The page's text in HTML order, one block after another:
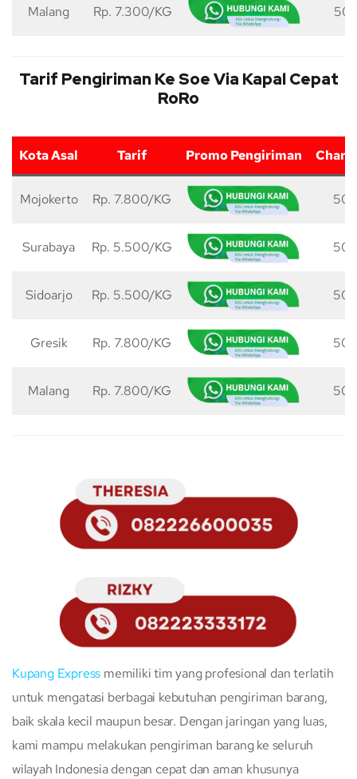
Malang Rp. 7.300/KG 50
Tarif Pengiriman Ke Soe Via Kapal Cepat
RoRo
Kota Asal Tarif Promo Pengiriman
Mojokerto Rp. 7.800/KG 50
Surabaya Rp. 5.500/KG 50
Sidoarjo Rp. 5.500/KG 50
Gresik Rp. 7.800/KG 50
Malang Rp. 7.800/KG 50
Kupang Express memiliki tim yang profesional dan terlatih
untuk mengatasi berbagai kebutuhan pengiriman barang,
baik skala kecil maupun besar. Dengan jaringan yang luas,
kami mampu melakukan pengiriman barang ke seluruh
wilayah Indonesia dengan cepat dan aman khusunya